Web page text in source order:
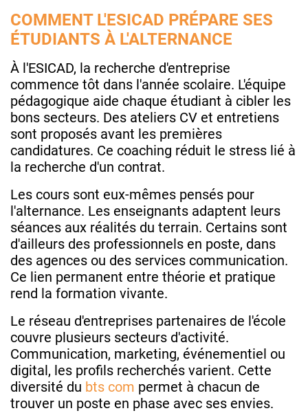
COMMENT L'ESICAD PRÉPARE SES
ÉTUDIANTS À L'ALTERNANCE
À l'ESICAD, la recherche d'entreprise
commence tôt dans l'année scolaire. L'équipe
pédagogique aide chaque étudiant à cibler les
bons secteurs. Des ateliers CV et entretiens
sont proposés avant les premières
candidatures. Ce coaching réduit le stress lié à
la recherche d'un contrat.
Les cours sont eux-mêmes pensés pour
l'alternance. Les enseignants adaptent leurs
séances aux réalités du terrain. Certains sont
d'ailleurs des professionnels en poste, dans
des agences ou des services communication.
Ce lien permanent entre théorie et pratique
rend la formation vivante.
Le réseau d'entreprises partenaires de l'école
couvre plusieurs secteurs d'activité.
Communication, marketing, événementiel ou
digital, les profils recherchés varient. Cette
diversité du bts com permet à chacun de
trouver un poste en phase avec ses envies.